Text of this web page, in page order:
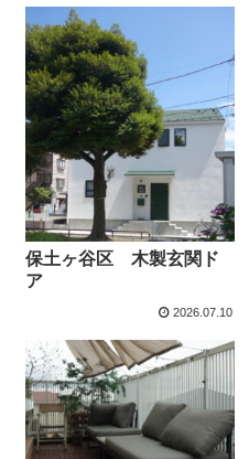
保土ヶ谷区 木製玄関ド
ア
2026.07.10